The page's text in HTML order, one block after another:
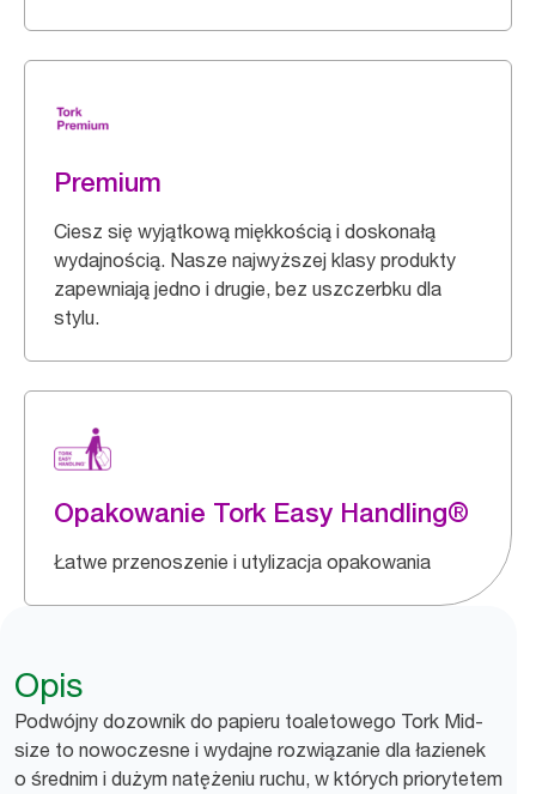
Premium
Ciesz się wyjątkową miękkością i doskonałą
wydajnością. Nasze najwyższej klasy produkty
zapewniają jedno i drugie, bez uszczerbku dla
stylu.
Opakowanie Tork Easy Handling®
Łatwe przenoszenie i utylizacja opakowania
Opis
Podwójny dozownik do papieru toaletowego Tork Mid-
size to nowoczesne i wydajne rozwiązanie dla łazienek
o średnim i dużym natężeniu ruchu, w których priorytetem